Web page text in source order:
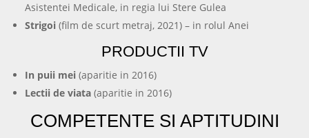
Asistentei Medicale, in regia lui Stere Gulea
Strigoi (film de scurt metraj, 2021) – in rolul Anei
PRODUCTII TV
In puii mei (aparitie in 2016)
Lectii de viata (aparitie in 2016)
COMPETENTE SI APTITUDINI